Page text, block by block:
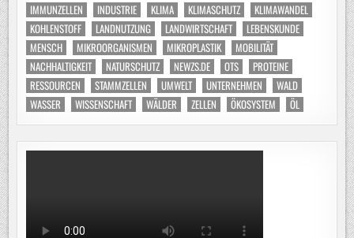
IMMUNZELLEN
INDUSTRIE KLIMA KLIMASCHUTZ
KLIMAWANDEL
KOHLENSTOFF
LANDNUTZUNG LANDWIRTSCHAFT
LEBENSKUNDE
MENSCH
MIKROORGANISMEN MIKROPLASTIK
MOBILITÄT
NACHHALTIGKEIT
NATURSCHUTZ NEWZS.DE OTS
PROTEINE
RESSOURCEN
STAMMZELLEN UMWELT UNTERNEHMEN
WALD
WASSER
WISSENSCHAFT WÄLDER ZELLEN ÖKOSYSTEM ÖL